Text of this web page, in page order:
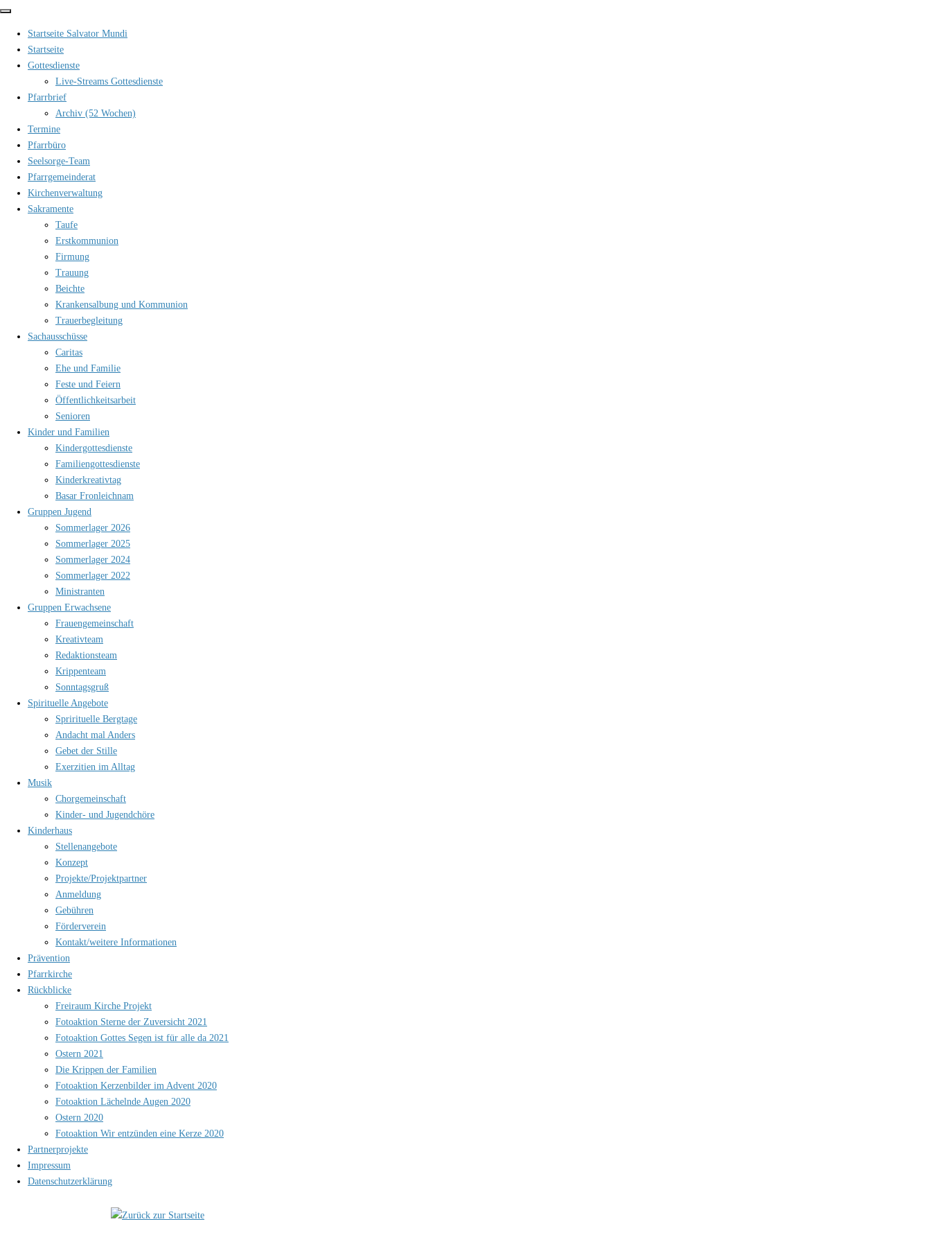
Zum
springen
Startseite Salvator Mundi
Startseite
Gottesdienste
Live-Streams Gottesdienste
Pfarrbrief
Archiv (52 Wochen)
Termine
Pfarrbüro
Seelsorge-Team
Pfarrgemeinderat
Kirchenverwaltung
Sakramente
Taufe
Erstkommunion
Firmung
Trauung
Beichte
Krankensalbung und Kommunion
Trauerbegleitung
Sachausschüsse
Caritas
Ehe und Familie
Feste und Feiern
Öffentlichkeitsarbeit
Senioren
Kinder und Familien
Kindergottesdienste
Familiengottesdienste
Kinderkreativtag
Basar Fronleichnam
Gruppen Jugend
Sommerlager 2026
Sommerlager 2025
Sommerlager 2024
Sommerlager 2022
Ministranten
Gruppen Erwachsene
Frauengemeinschaft
Kreativteam
Redaktionsteam
Krippenteam
Sonntagsgruß
Spirituelle Angebote
Sprirituelle Bergtage
Andacht mal Anders
Gebet der Stille
Exerzitien im Alltag
Musik
Chorgemeinschaft
Kinder- und Jugendchöre
Kinderhaus
Stellenangebote
Konzept
Projekte/Projektpartner
Anmeldung
Gebühren
Förderverein
Kontakt/weitere Informationen
Prävention
Pfarrkirche
Rückblicke
Freiraum Kirche Projekt
Fotoaktion Sterne der Zuversicht 2021
Fotoaktion Gottes Segen ist für alle da 2021
Ostern 2021
Die Krippen der Familien
Fotoaktion Kerzenbilder im Advent 2020
Fotoaktion Lächelnde Augen 2020
Ostern 2020
Fotoaktion Wir entzünden eine Kerze 2020
Partnerprojekte
Impressum
Datenschutzerklärung